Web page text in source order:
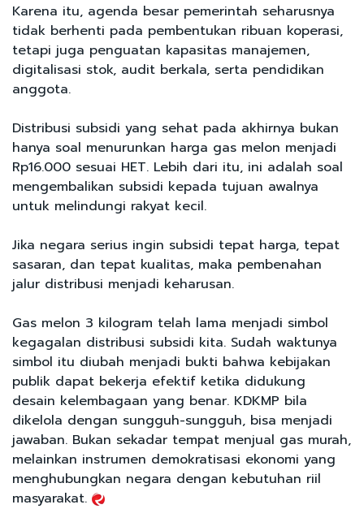
Karena itu, agenda besar pemerintah seharusnya
tidak berhenti pada pembentukan ribuan koperasi,
tetapi juga penguatan kapasitas manajemen,
digitalisasi stok, audit berkala, serta pendidikan
anggota.
Distribusi subsidi yang sehat pada akhirnya bukan
hanya soal menurunkan harga gas melon menjadi
Rp16.000 sesuai HET. Lebih dari itu, ini adalah soal
mengembalikan subsidi kepada tujuan awalnya
untuk melindungi rakyat kecil.
Jika negara serius ingin subsidi tepat harga, tepat
sasaran, dan tepat kualitas, maka pembenahan
jalur distribusi menjadi keharusan.
Gas melon 3 kilogram telah lama menjadi simbol
kegagalan distribusi subsidi kita. Sudah waktunya
simbol itu diubah menjadi bukti bahwa kebijakan
publik dapat bekerja efektif ketika didukung
desain kelembagaan yang benar. KDKMP bila
dikelola dengan sungguh-sungguh, bisa menjadi
jawaban. Bukan sekadar tempat menjual gas murah,
melainkan instrumen demokratisasi ekonomi yang
menghubungkan negara dengan kebutuhan riil
masyarakat.